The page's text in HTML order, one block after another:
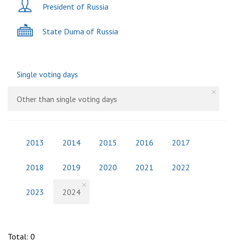
President of Russia
State Duma of Russia
Single voting days
Other than single voting days
2013 2014 2015 2016 2017
2018 2019 2020 2021 2022
2023 2024
Total: 0